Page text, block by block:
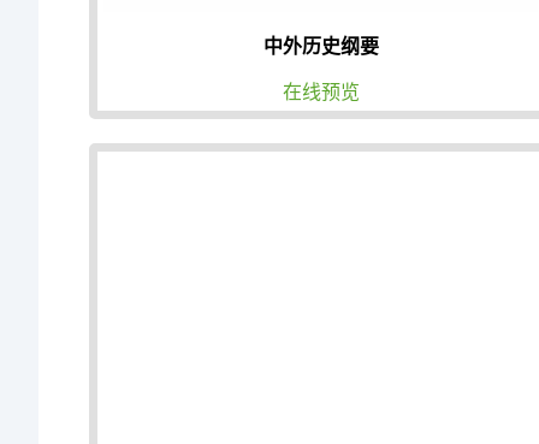
中外历史纲要
在线预览